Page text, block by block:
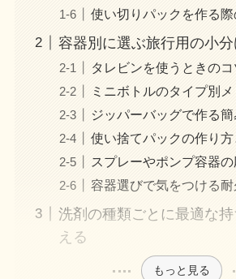
使い切りパックを作る
容器別に選ぶ旅行用の小
タレビンを使うときのコ
ミニボトルのタイプ別メ
ジッパーバッグで作る
使い捨てパックの作り
スプレーやポンプ容器
容器選びで気をつける
洗剤の種類ごとに最適な
える
もっと見る